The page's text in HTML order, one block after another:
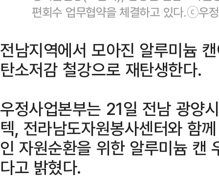
편회수 업무협약을 체결하고 있다.ⓒ우
전남지역에서 모아진 알루미늄
탄소저감 철강으로 재탄생한다.
우정사업본부는 21일 전남 광양
텍, 전라남도자원봉사센터와 함
인 자원순환을 위한 알루미늄 캔
다고 밝혔다.